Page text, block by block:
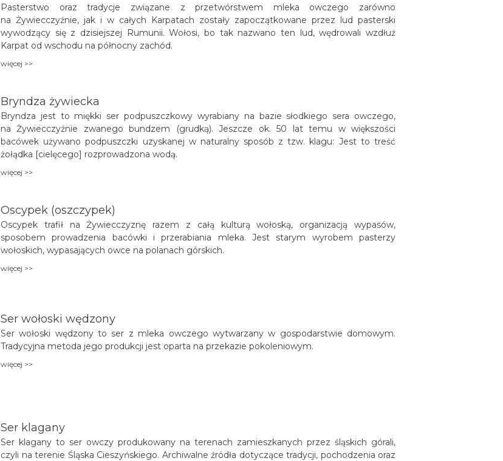
Pasterstwo oraz tradycje związane z przetwórstwem mleka owczego zarówno
na Żywiecczyźnie, jak i w całych Karpatach zostały zapoczątkowane przez lud pasterski
wywodzący się z dzisiejszej Rumunii. Wołosi, bo tak nazwano ten lud, wędrowali wzdłuż
Karpat od wschodu na północny zachód.
więcej >>
Bryndza żywiecka
Bryndza jest to miękki ser podpuszczkowy wyrabiany na bazie słodkiego sera owczego,
na Żywiecczyźnie zwanego bundzem (grudką). Jeszcze ok. 50 lat temu w większości
bacówek używano podpuszczki uzyskanej w naturalny sposób z tzw. klagu: Jest to treść
żołądka [cielęcego] rozprowadzona wodą.
więcej >>
Oscypek (oszczypek)
Oscypek trafił na Żywiecczyznę razem z całą kulturą wołoską, organizacją wypasów,
sposobem prowadzenia bacówki i przerabiania mleka. Jest starym wyrobem pasterzy
wołoskich, wypasających owce na polanach górskich.
więcej >>
Ser wołoski wędzony
Ser wołoski wędzony to ser z mleka owczego wytwarzany w gospodarstwie domowym.
Tradycyjna metoda jego produkcji jest oparta na przekazie pokoleniowym.
więcej >>
Ser klagany
Ser klagany to ser owczy produkowany na terenach zamieszkanych przez śląskich górali,
czyli na terenie Śląska Cieszyńskiego. Archiwalne źródła dotyczące tradycji, pochodzenia oraz